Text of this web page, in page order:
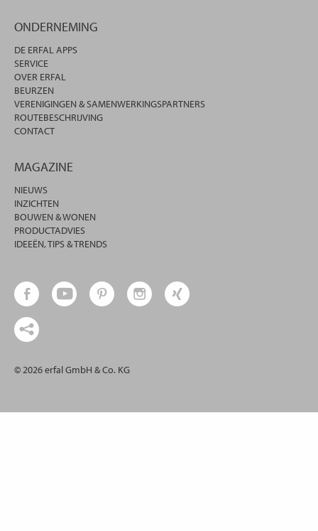
ONDERNEMING
DE ERFAL APPS
SERVICE
OVER ERFAL
BEURZEN
VERENIGINGEN & SAMENWERKINGSPARTNERS
ROUTEBESCHRIJVING
CONTACT
MAGAZINE
NIEUWS
INZICHTEN
BOUWEN & WONEN
PRODUCTADVIES
IDEEËN, TIPS & TRENDS
© 2026 erfal GmbH & Co. KG